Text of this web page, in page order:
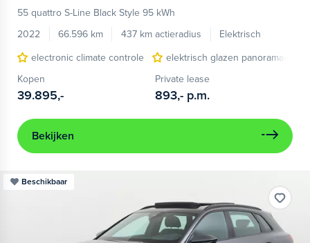
55 quattro S-Line Black Style 95 kWh
2022
66.596 km 437 km actieradius
Elektrisch
electronic climate controle
elektrisch glazen panorama-dak
Kopen
39.895,-
Private lease
893,- p.m.
Bekijken
Beschikbaar